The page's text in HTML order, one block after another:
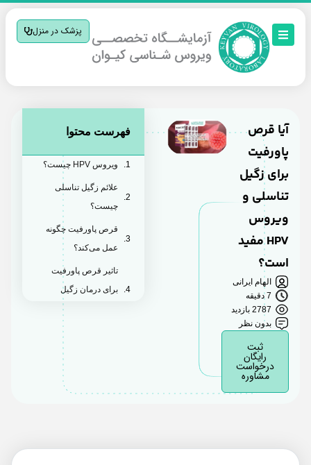
پزشک در منزل
آیا قرص
پاورفیت
برای زگیل
تناسلی و
ویروس
HPV مفید
است؟
الهام ایرانی
7 دقیقه
2787 بازدید
بدون نظر
رایگان
درخواست
مشاوره
فهرست محتوا
ویروس HPV چیست؟
علائم زگیل تناسلی
چیست؟
قرص پاورفیت چگونه
عمل می‌کند؟
تاثیر قرص پاورفیت
برای درمان زگیل
پاورفیت برای زگیل
پاورفیت به طور کامل